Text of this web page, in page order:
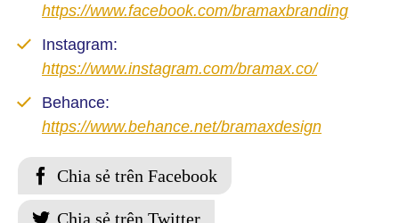
https://www.facebook.com/bramaxbranding
Instagram:
https://www.instagram.com/bramax.co/
Behance:
https://www.behance.net/bramaxdesign